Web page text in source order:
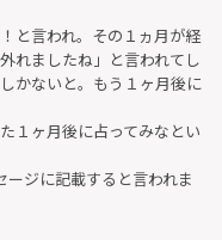
と言われ。その１ヵ月が経
れましたね」と言われてし
かないと。もう１ヶ月後に
１ヶ月後に占ってみなとい
ジに記載すると言われま